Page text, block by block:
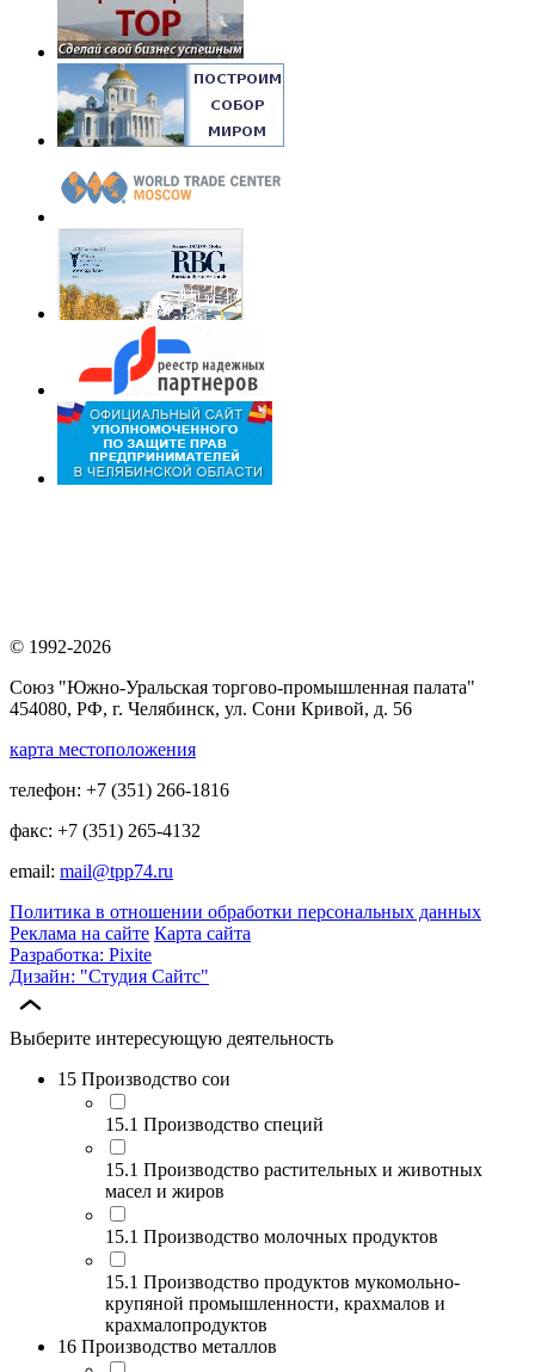
© 1992-2026
Союз "Южно-Уральская торгово-промышленная палата"
454080, РФ, г. Челябинск, ул. Сони Кривой, д. 56
карта местоположения
телефон: +7 (351) 266-1816
факс: +7 (351) 265-4132
email: mail@tpp74.ru
Политика в отношении обработки персональных данных
Реклама на сайте Карта сайта
Разработка: Pixite
Дизайн: "Студия Сайтс"
Выберите интересующую деятельность
15 Производство сои
15.1 Производство специй
15.1 Производство растительных и животных
масел и жиров
15.1 Производство молочных продуктов
15.1 Производство продуктов мукомольно-
крупяной промышленности, крахмалов и
крахмалопродуктов
16 Производство металлов